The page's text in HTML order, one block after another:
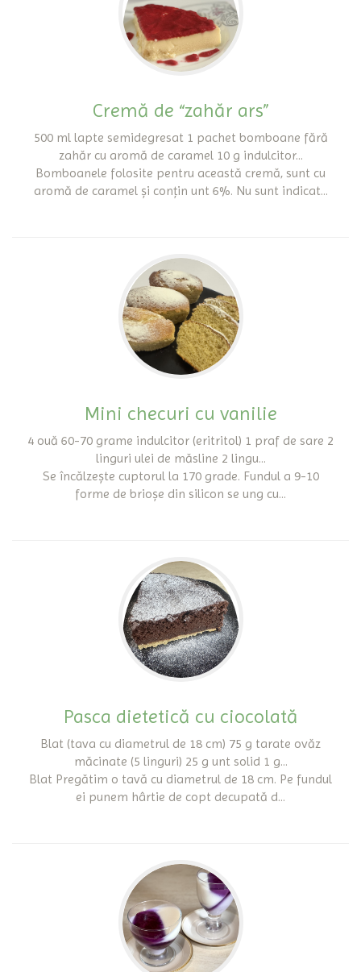
Cremă de “zahăr ars”
500 ml lapte semidegresat 1 pachet bomboane fără
zahăr cu aromă de caramel 10 g indulcitor...
Bomboanele folosite pentru această cremă, sunt cu
aromă de caramel și conțin unt 6%. Nu sunt indicat...
Mini checuri cu vanilie
4 ouă 60-70 grame indulcitor (eritritol) 1 praf de sare 2
linguri ulei de măsline 2 lingu...
Se încălzește cuptorul la 170 grade. Fundul a 9-10
forme de brioșe din silicon se ung cu...
Pasca dietetică cu ciocolată
Blat (tava cu diametrul de 18 cm) 75 g tarate ovăz
măcinate (5 linguri) 25 g unt solid 1 g...
Blat Pregătim o tavă cu diametrul de 18 cm. Pe fundul
ei punem hârtie de copt decupată d...